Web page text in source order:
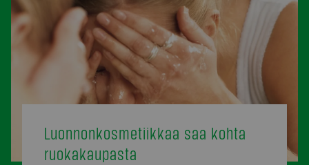
Luonnonkosmetiikkaa saa kohta
ruokakaupasta